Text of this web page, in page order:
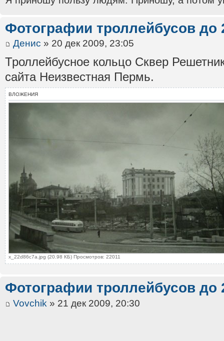
Фотографии троллейбусов до
Денис » 20 дек 2009, 23:05
Троллейбусное кольцо Сквер
сайта Неизвестная Пермь.
ВЛОЖЕНИЯ
x_22d86c7a.jpg (20.98 КБ) Просмотров: 22011
Фотографии троллейбусов до
Vovchik » 21 дек 2009, 20:30